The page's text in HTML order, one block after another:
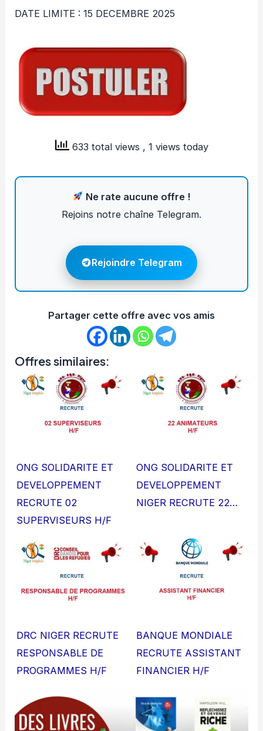
DATE LIMITE : 15 DECEMBRE 2025
633 total views , 1 views today
Ne rate aucune offre !
Rejoins notre chaîne Telegram.
Rejoindre Telegram
Partager cette offre avec vos amis
Offres similaires:
ONG SOLIDARITE ET
DEVELOPPEMENT
RECRUTE 02
SUPERVISEURS H/F
ONG SOLIDARITE ET
DEVELOPPEMENT
NIGER RECRUTE 22…
DRC NIGER RECRUTE
RESPONSABLE DE
PROGRAMMES H/F
BANQUE MONDIALE
RECRUTE ASSISTANT
FINANCIER H/F